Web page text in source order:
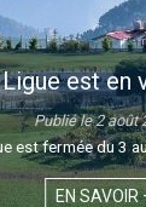
La
Retrouvez la